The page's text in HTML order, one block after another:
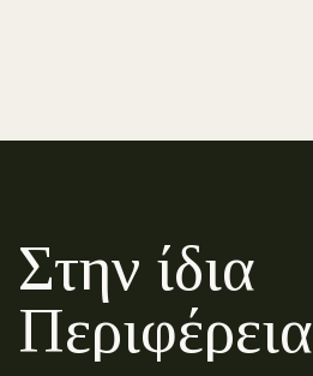
Στην ίδια
Περιφέρεια